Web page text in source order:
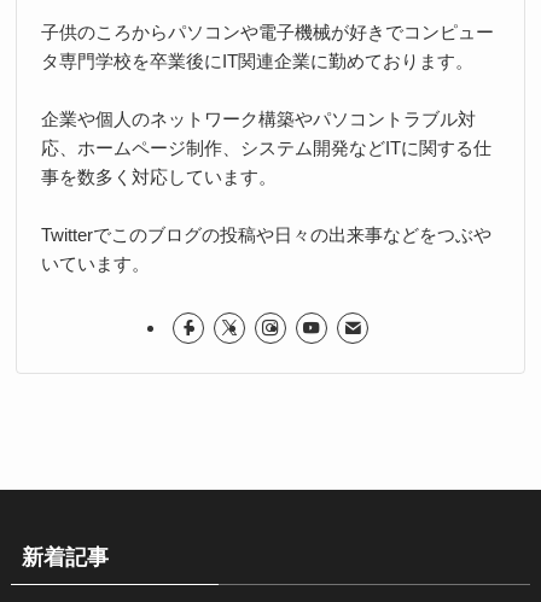
子供のころからパソコンや電子機械が好きでコンピュー
タ専門学校を卒業後にIT関連企業に勤めております。
企業や個人のネットワーク構築やパソコントラブル対
応、ホームページ制作、システム開発などITに関する仕
事を数多く対応しています。
Twitterでこのブログの投稿や日々の出来事などをつぶや
いています。
新着記事